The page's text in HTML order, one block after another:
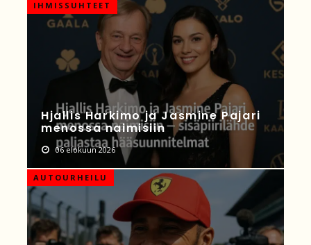
IHMISSUHTEET
Hjallis Harkimo ja Jasmine Pajari
menossa naimisiin
06 elokuun 2026
AUTOURHEILU